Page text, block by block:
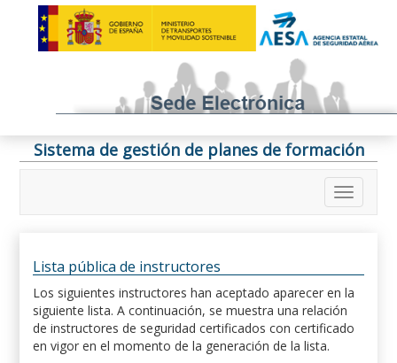
Sistema de gestión de planes de formación
Lista pública de instructores
Los siguientes instructores han aceptado aparecer en la
siguiente lista. A continuación, se muestra una relación
de instructores de seguridad certificados con certificado
en vigor en el momento de la generación de la lista.